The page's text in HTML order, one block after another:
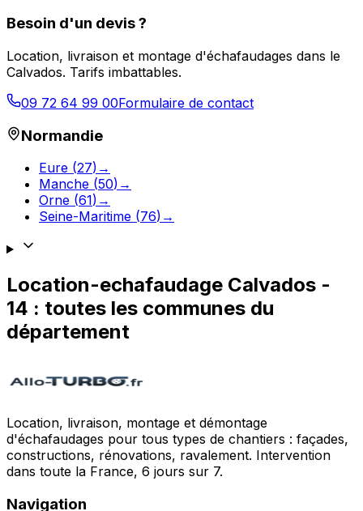
Besoin d'un devis ?
Location, livraison et montage d'échafaudages dans le
Calvados. Tarifs imbattables.
09 72 64 99 00Formulaire de contact
Normandie
Eure (27) →
Manche (50) →
Orne (61) →
Seine-Maritime (76) →
Location-echafaudage Calvados -
14 : toutes les communes du
département
Location, livraison, montage et démontage
d'échafaudages pour tous types de chantiers : façades,
constructions, rénovations, ravalement. Intervention
dans toute la France, 6 jours sur 7.
Navigation